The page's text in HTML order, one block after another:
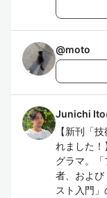
@moto
Junichi Ito
【新刊「
れました
グラマ。
者、およ
スト入門